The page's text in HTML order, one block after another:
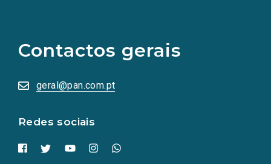
Contactos gerais
geral@pan.com.pt
Redes sociais
redes
sociais
numa
nova